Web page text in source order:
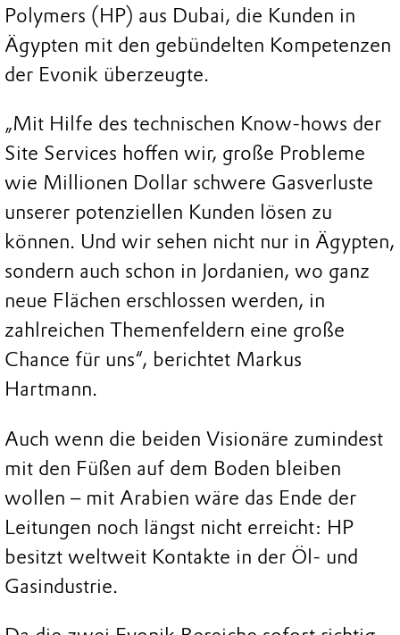
Polymers (HP) aus Dubai, die Kunden in
Ägypten mit den gebündelten Kompetenzen
der Evonik überzeugte.
„Mit Hilfe des technischen Know-hows der
Site Services hoffen wir, große Probleme
wie Millionen Dollar schwere Gasverluste
unserer potenziellen Kunden lösen zu
können. Und wir sehen nicht nur in Ägypten,
sondern auch schon in Jordanien, wo ganz
neue Flächen erschlossen werden, in
zahlreichen Themenfeldern eine große
Chance für uns“, berichtet Markus
Hartmann.
Auch wenn die beiden Visionäre zumindest
mit den Füßen auf dem Boden bleiben
wollen – mit Arabien wäre das Ende der
Leitungen noch längst nicht erreicht: HP
besitzt weltweit Kontakte in der Öl- und
Gasindustrie.